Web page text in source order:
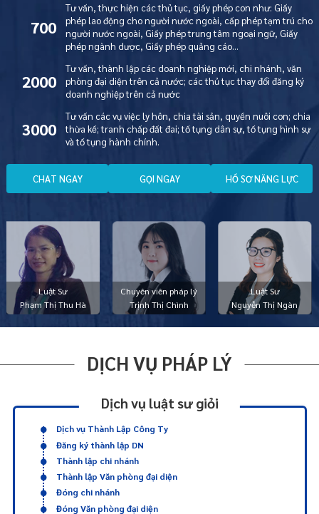
Luật Sư
Phạm Thị Thu Hà
Chuyên viên pháp lý
Trịnh Thị Chình
Luật Sư
Nguyễn Thị Ngàn
700
Tư vấn, thực hiện các thủ tục, giấy phép con như: Giấy
phép lao động cho người nước ngoài, cấp phép tạm trú cho
người nước ngoài, Giấy phép trung tâm ngoại ngữ, Giấy
phép ngành dược, Giấy phép quảng cáo…
2000
Tư vấn, thành lập các doanh nghiệp mới, chi nhánh, văn
phòng đại diện trên cả nước; các thủ tục thay đổi đăng ký
doanh nghiệp trên cả nước
3000
Tư vấn các vụ việc ly hôn, chia tài sản, quyền nuôi con; chia
thừa kế; tranh chấp đất đai; tố tụng dân sự, tố tụng hình sự
và tố tụng hành chính.
CHAT NGAY GỌI NGAY HỒ SƠ NĂNG LỰC
DỊCH VỤ PHÁP LÝ
Dịch vụ luật sư giỏi
Dịch vụ Thành Lập Công Ty
Đăng ký thành lập DN
Thành lập chi nhánh
Thành lập Văn phòng đại diện
Đóng chi nhánh
Đóng Văn phòng đại diện